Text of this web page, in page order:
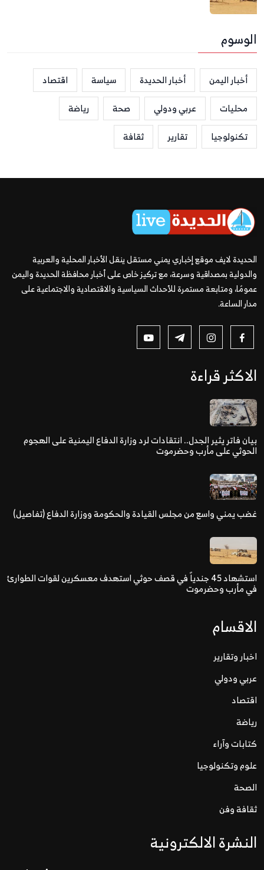
الوسوم
أخبار اليمن أخبار الحديدة سياسة
اقتصاد
محليات
عربي ودولي صحة
رياضة
تكنولوجيا
تقارير ثقافة
الحديدة لايف موقع إخباري يمني مستقل ينقل الأخبار المحلية والعربية
والدولية بمصداقية وسرعة، مع تركيز خاص على أخبار محافظة الحديدة واليمن
عمومًا، ومتابعة مستمرة للأحداث السياسية والاقتصادية والاجتماعية على
مدار الساعة.
الاكثر قراءة
بيان فاتر يثير الجدل.. انتقادات لرد وزارة الدفاع اليمنية على الهجوم
الحوثي على مأرب وحضرموت
غضب يمني واسع من مجلس القيادة والحكومة ووزارة الدفاع (تفاصيل)
استشهاد 45 جندياً في قصف حوثي استهدف معسكرين لقوات الطوارئ
في مأرب وحضرموت
الاقسام
اخبار وتقارير
عربي ودولي
اقتصاد
رياضة
كتابات وآراء
علوم وتكنولوجيا
الصحة
ثقافة وفن
النشرة الالكترونية